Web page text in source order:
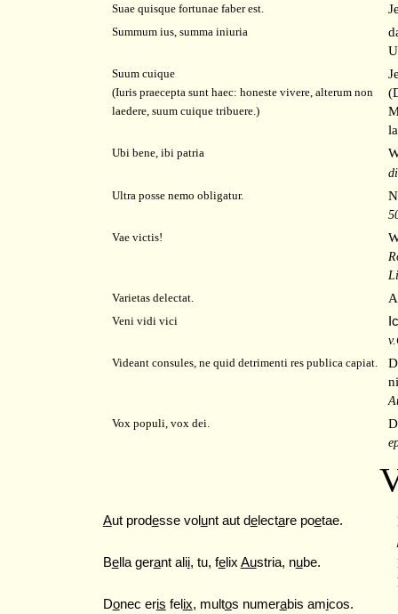
Suae quisque fortunae faber est.
Summum ius, summa iniuria
Suum cuique
(Iuris praecepta sunt haec: honeste vivere, alterum non
laedere, suum cuique tribuere.)
Ubi bene, ibi patria
Ultra posse nemo obligatur.
Vae victis!
Varietas delectat.
Veni vidi vici
Videant consules, ne quid detrimenti res publica capiat.
Vox populi, vox dei.
Aut prodesse vol unt aut delectare poetae.
Bella gerant alii, tu, felix Austria, nube.
Donec eris fel ix, multos numerabis amicos.